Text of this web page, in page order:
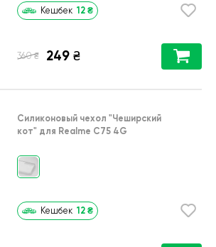
Кешбек 12 ₴
360 ₴ 249 ₴
Силиконовый чехол "Чеширский
кот" для Realme C75 4G
Кешбек 12 ₴